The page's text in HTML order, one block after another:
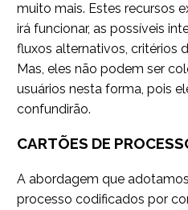
muito mais. Estes recursos
irá funcionar, as possíveis
fluxos alternativos, critérios
Mas, eles não podem ser
usuários nesta forma, pois
confundirão.
CARTÕES DE
A abordagem que
processo codificados por